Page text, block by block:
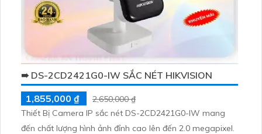
➠ DS-2CD2421G0-IW SẮC NÉT HIKVISION
1,855,000 ₫
2,650,000 ₫
Thiết Bị Camera IP sắc nét DS-2CD2421G0-IW mang
đến chất lượng hình ảnh đỉnh cao lên đến 2.0 megapixel.